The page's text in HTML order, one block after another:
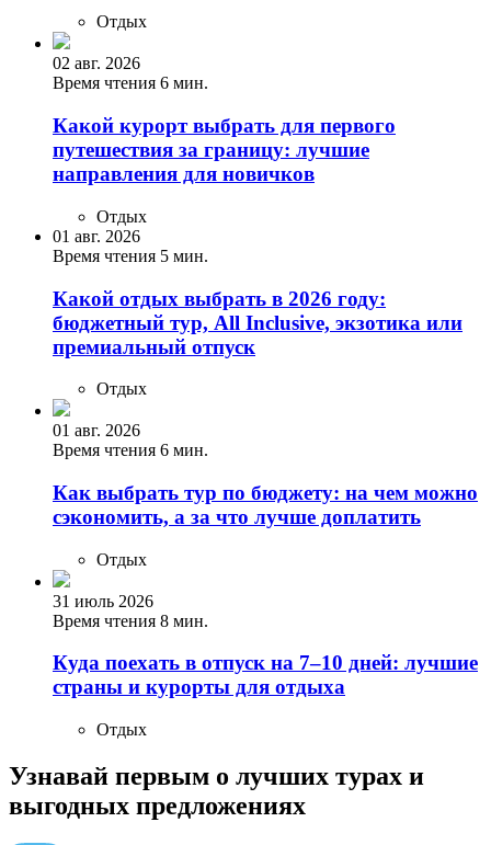
Отдых
02 авг. 2026
Время чтения 6 мин.
Какой курорт выбрать для первого
путешествия за границу: лучшие
направления для новичков
Отдых
01 авг. 2026
Время чтения 5 мин.
Какой отдых выбрать в 2026 году:
бюджетный тур, All Inclusive, экзотика или
премиальный отпуск
Отдых
01 авг. 2026
Время чтения 6 мин.
Как выбрать тур по бюджету: на чем можно
сэкономить, а за что лучше доплатить
Отдых
31 июль 2026
Время чтения 8 мин.
Куда поехать в отпуск на 7–10 дней: лучшие
страны и курорты для отдыха
Отдых
Узнавай первым о лучших турах и
выгодных предложениях